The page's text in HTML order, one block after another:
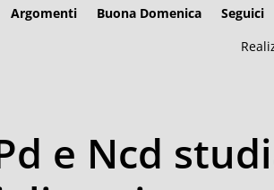
Argomenti Buona Domenica
Seguici
e Ncd